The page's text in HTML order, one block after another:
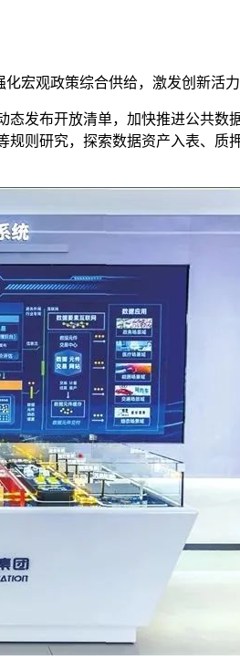
宏观政策综合供给，激发创新活力
发布开放清单，加快推进公共数
则研究，探索数据资产入表、质